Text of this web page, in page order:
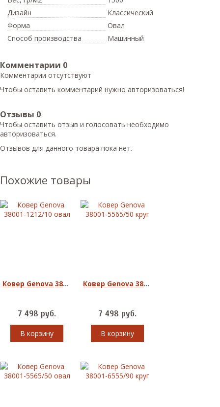
Дизайн
Классический
Форма
Овал
Способ производства
Машинный
Комментарии 0
Комментарии отсутствуют
Чтобы оставить комментарий нужно авторизоваться!
Отзывы 0
Чтобы оcтавить отзыв и голосовать необходимо
авторизоваться.
Отзывов для данного товара пока нет.
Похожие товары
Ковер Genova 38001-1212/10 овал
7 498 руб.
В корзину
Ковер Genova 38001-5565/50 круг
7 498 руб.
В корзину